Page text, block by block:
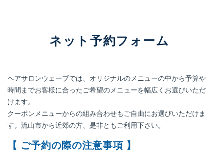
ネット予約フォーム
ヘアサロンウェーブでは、オリジナルのメニューの中から予算や
時間までお客様に合ったご希望のメニューを幅広くお選びいただ
けます。
クーポンメニューからの組み合わせもご自由にお選びいただけま
す。流山市から近郊の方、是非ともご利用下さい。
【 ご予約の際の注意事項 】